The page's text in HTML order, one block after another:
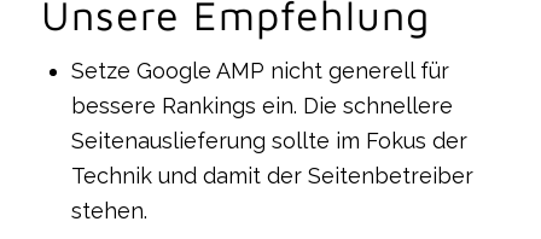
Unsere Empfehlung
Setze Google AMP nicht generell für
bessere Rankings ein. Die schnellere
Seitenauslieferung sollte im Fokus der
Technik und damit der Seitenbetreiber
stehen.